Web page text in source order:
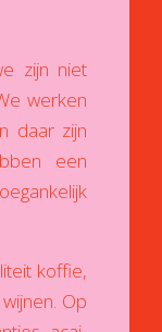
zijn niet
werken
daar zijn
een
koffie,
Op